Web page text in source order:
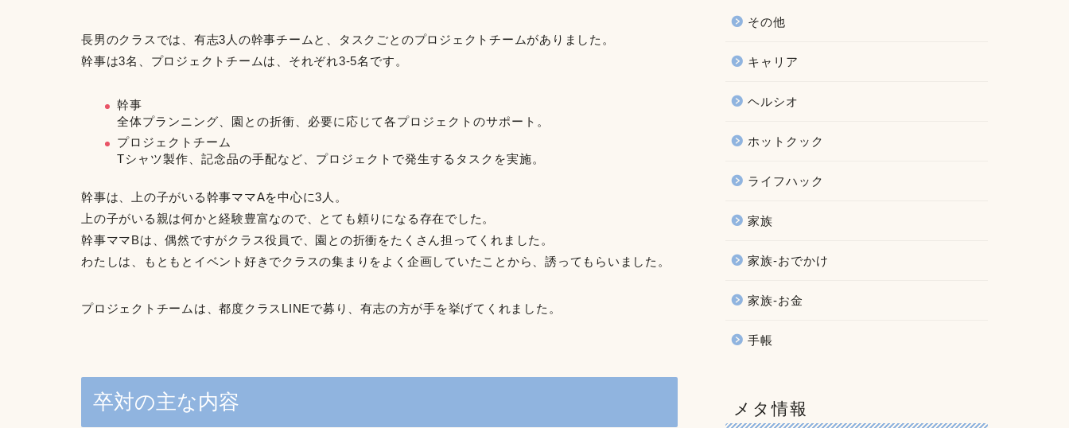
長男のクラスでは、有志3人の幹事チームと、タスクごとのプロジェクトチームがありました。
幹事は3名、プロジェクトチームは、それぞれ3-5名です。
幹事
全体プランニング、園との折衝、必要に応じて各プロジェクトのサポート。
プロジェクトチーム
Tシャツ製作、記念品の手配など、プロジェクトで発生するタスクを実施。
幹事は、上の子がいる幹事ママAを中心に3人。
上の子がいる親は何かと経験豊富なので、とても頼りになる存在でした。
幹事ママBは、偶然ですがクラス役員で、園との折衝をたくさん担ってくれました。
わたしは、もともとイベント好きでクラスの集まりをよく企画していたことから、誘ってもらいました。
プロジェクトチームは、都度クラスLINEで募り、有志の方が手を挙げてくれました。
卒対の主な内容
その他
キャリア
ヘルシオ
ホットクック
ライフハック
家族
家族-おでかけ
家族-お金
手帳
メタ情報